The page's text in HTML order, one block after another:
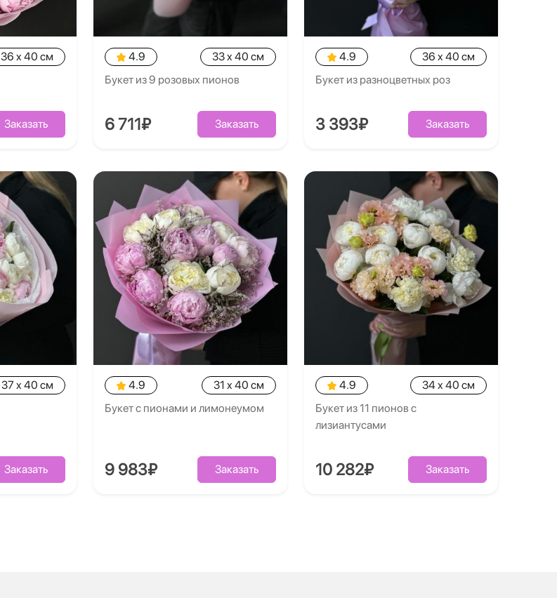
36 x 40 см
Заказать
4.9
33 x 40 см
Букет из 9 розовых пионов
6 711₽ Заказать
4.9
36 x 40 см
Букет из разноцветных роз
3 393₽ Заказать
37 x 40 см
Заказать
4.9
31 x 40 см
Букет с пионами и лимонеумом
9 983₽ Заказать
4.9
34 x 40 см
Букет из 11 пионов с
лизиантусами
10 282₽ Заказать